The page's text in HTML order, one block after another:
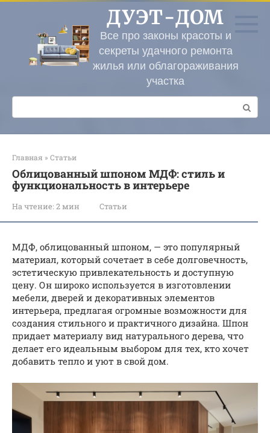
Перейти
контенту
ДУЭТ-ДОМ
Все про законы красоты и
секреты удачного ремонта
жилья или облагораживания
участка
Поиск:
Главная » Статьи
Облицованный шпоном МДФ: стиль и
функциональность в интерьере
На чтение: 2 мин Статьи
МДФ, облицованный шпоном, — это популярный
материал, который сочетает в себе долговечность,
эстетическую привлекательность и доступную
цену. Он широко используется в изготовлении
мебели, дверей и декоративных элементов
интерьера, предлагая огромные возможности для
создания стильного и практичного дизайна. Шпон
придает материалу вид натурального дерева, что
делает его идеальным выбором для тех, кто хочет
добавить тепло и уют в свой дом.